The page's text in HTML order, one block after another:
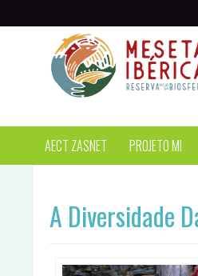
AECT ZASNET PROJETO MI
A Diversidade